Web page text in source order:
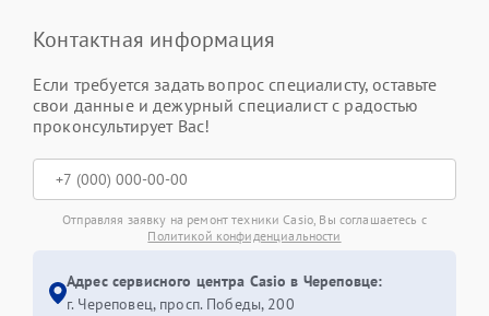
Контактная информация
Если требуется задать вопрос специалисту, оставьте
свои данные и дежурный специалист с радостью
проконсультирует Вас!
Отправляя заявку на ремонт техники Casio, Вы соглашаетесь с
Политикой конфиденциальности
Адрес сервисного центра Casio в Череповце:
г. Череповец, просп. Победы, 200